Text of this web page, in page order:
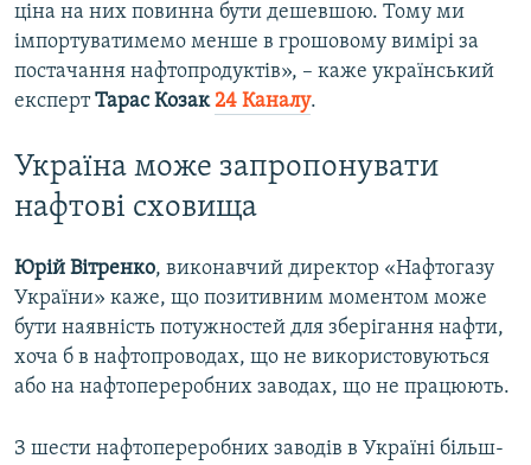
ціна на них повинна бути дешевшою. Тому ми
імпортуватимемо менше в грошовому вимірі за
постачання нафтопродуктів», – каже український
експертТарас Козак 24 Каналу.
Україна може запропонувати
нафтові сховища
Юрій Вітренко, виконавчий директор «Нафтогазу
України» каже, що позитивним моментом може
бути наявність потужностей для зберігання нафти,
хоча б в нафтопроводах, що не використовуються
або на нафтопереробних заводах, що не працюють.
З шести нафтопереробних заводів в Україні більш-